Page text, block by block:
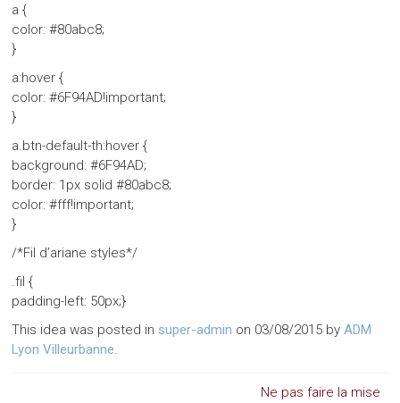
a {
color: #80abc8;
}
a:hover {
color: #6F94AD!important;
}
a.btn-default-th:hover {
background: #6F94AD;
border: 1px solid #80abc8;
color: #fff!important;
}
/*Fil d’ariane styles*/
.fil {
padding-left: 50px;}
This idea was posted in super-admin on 03/08/2015 byADM
Lyon Villeurbanne.
Ne pas faire la mise